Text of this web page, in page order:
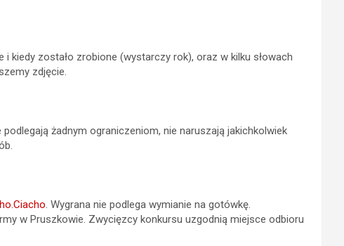
kiedy zostało zrobione (wystarczy rok), oraz w kilku słowach
zdjęcie.
żadnym ograniczeniom, nie naruszają jakichkolwiek
. Wygrana nie podlega wymianie na gotówkę.
w Pruszkowie. Zwycięzcy konkursu uzgodnią miejsce odbioru